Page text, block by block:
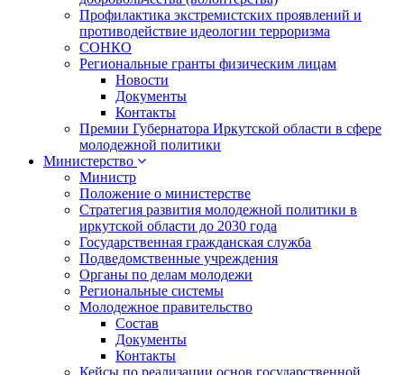
Профилактика экстремистских проявлений и
противодействие идеологии терроризма
СОНКО
Региональные гранты физическим лицам
Новости
Документы
Контакты
Премии Губернатора Иркутской области в сфере
молодежной политики
Министерство
Министр
Положение о министерстве
Стратегия развития молодежной политики в
иркутской области до 2030 года
Государственная гражданская служба
Подведомственные учреждения
Органы по делам молодежи
Региональные системы
Молодежное правительство
Состав
Документы
Контакты
Кейсы по реализации основ государственной